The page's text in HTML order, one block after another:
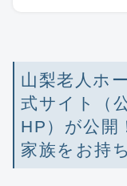
山梨老人ホ
式サイト（
HP）が公開
家族をお持